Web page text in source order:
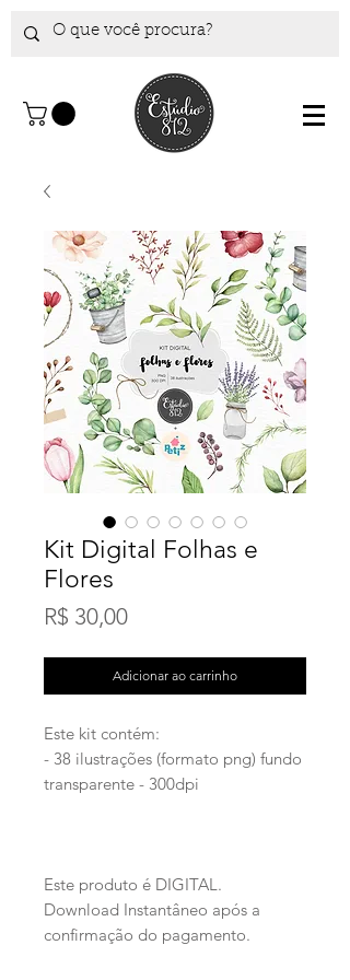
Kit Digital Folhas e
Flores
R$ 30,00Preço
Adicionar ao carrinho
Este kit contém:
- 38 ilustrações (formato png) fundo
transparente - 300dpi
Este produto é DIGITAL.
Download Instantâneo após a
confirmação do pagamento.